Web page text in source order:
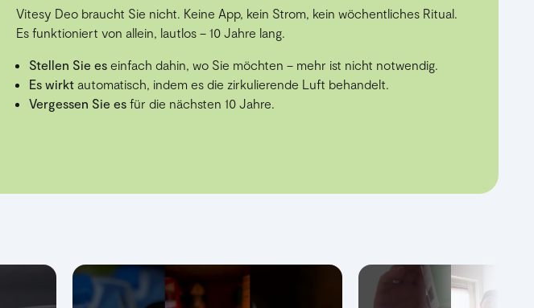
Vitesy Deo braucht Sie nicht. Keine App, kein Strom, kein wöchentliches Ritual.
Es funktioniert von allein, lautlos – 10 Jahre lang.
Stellen Sie es einfach dahin, wo Sie möchten – mehr ist nicht notwendig.
Es wirkt automatisch, indem es die zirkulierende Luft behandelt.
Vergessen Sie es für die nächsten 10 Jahre.